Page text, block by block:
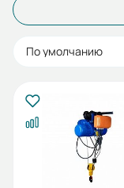
По умолчанию